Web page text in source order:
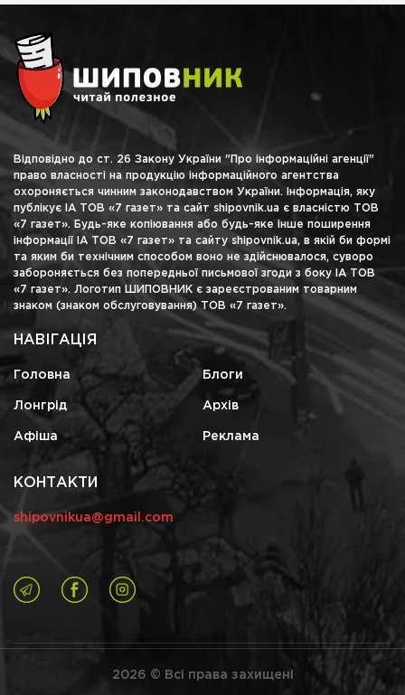
Відповідно до ст. 26 Закону України "Про інформаційні агенції"
право власності на продукцію інформаційного агентства
охороняється чинним законодавством України. Інформація, яку
публікує ІА ТОВ «7 газет» та сайт shipovnik.ua є власністю ТОВ
«7 газет». Будь-яке копіювання або будь-яке інше поширення
інформації ІА ТОВ «7 газет» та сайту shipovnik.ua, в якій би формі
та яким би технічним способом воно не здійснювалося, суворо
забороняється без попередньої письмової згоди з боку ІА ТОВ
«7 газет». Логотип ШИПОВНИК є зареєстрованим товарним
знаком (знаком обслуговування) ТОВ «7 газет».
НАВІГАЦІЯ
Головна Блоги
Лонгрід Архів
Афіша Реклама
КОНТАКТИ
shipovnikua@gmail.com
2026 © Всі права захищені